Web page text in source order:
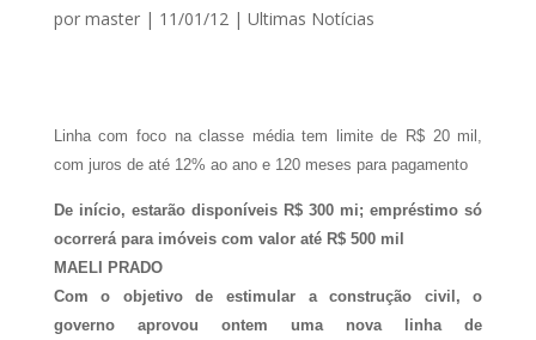
por master| 11/01/12| Ultimas Notícias
Linha com foco na classe média tem limite de R$ 20 mil,
com juros de até 12% ao ano e 120 meses para pagamento
De início, estarão disponíveis R$ 300 mi; empréstimo só
ocorrerá para imóveis com valor até R$ 500 mil
MAELI PRADO
Com o objetivo de estimular a construção civil, o
governo aprovou ontem uma nova linha de